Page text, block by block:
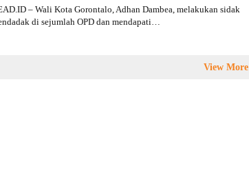
– Wali Kota Gorontalo, Adhan Dambea, melakukan sidak
di sejumlah OPD dan mendapati…
View More